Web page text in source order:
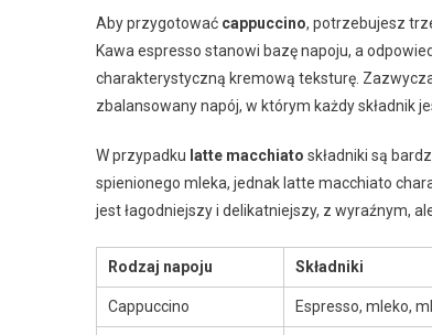
Aby przygotować cappuccino, potrzebujesz
Kawa espresso stanowi bazę napoju, a
charakterystyczną kremową teksturę.
zbalansowany napój, w którym każdy składnik
W przypadku latte macchiato składniki są
spienionego mleka, jednak latte macchiato
jest łagodniejszy i delikatniejszy, z wyraźnym,
Rodzaj napoju Składniki
Cappuccino Espresso, mleko,